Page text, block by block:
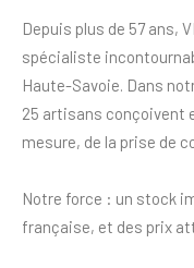
Depuis plus de 57 ans,
spécialiste
Haute-Savoie. Dans
25 artisans conçoivent
mesure, de la prise de
Notre force : un stock
française, et des prix